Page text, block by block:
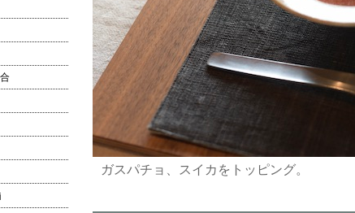
ガスパチョ、スイカをトッピング。